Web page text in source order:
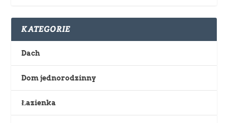
KATEGORIE
Dach
Dom jednorodzinny
Łazienka